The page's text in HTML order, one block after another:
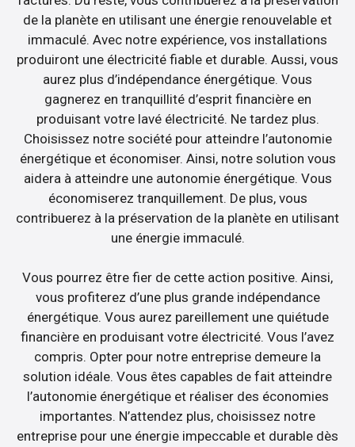
de la planète en utilisant une énergie renouvelable et
immaculé. Avec notre expérience, vos installations
produiront une électricité fiable et durable. Aussi, vous
aurez plus d’indépendance énergétique. Vous
gagnerez en tranquillité d’esprit financière en
produisant votre lavé électricité. Ne tardez plus.
Choisissez notre société pour atteindre l’autonomie
énergétique et économiser. Ainsi, notre solution vous
aidera à atteindre une autonomie énergétique. Vous
économiserez tranquillement. De plus, vous
contribuerez à la préservation de la planète en utilisant
une énergie immaculé.
Vous pourrez être fier de cette action positive. Ainsi,
vous profiterez d’une plus grande indépendance
énergétique. Vous aurez pareillement une quiétude
financière en produisant votre électricité. Vous l’avez
compris. Opter pour notre entreprise demeure la
solution idéale. Vous êtes capables de fait atteindre
l’autonomie énergétique et réaliser des économies
importantes. N’attendez plus, choisissez notre
entreprise pour une énergie impeccable et durable dès